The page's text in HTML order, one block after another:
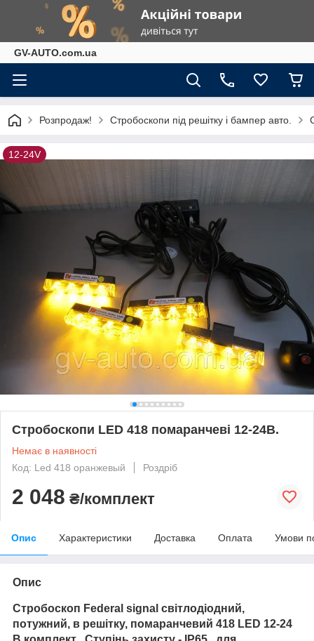
GV-AUTO.com.ua
Розпродаж! Стробоскопи під решітку і бампер авто.
12-24V
Стробоскопи LED 418 помаранчеві 12-24В.
Немає в наявності
Код: Led 418 оранжевый
Роздріб
2 048 ₴/комплект
Опис Характеристики Доставка Оплата Умови
Опис
Стробоскоп Federal signal світлодіодний,
потужний, в решітку, помаранчевий 418 LED 12-24